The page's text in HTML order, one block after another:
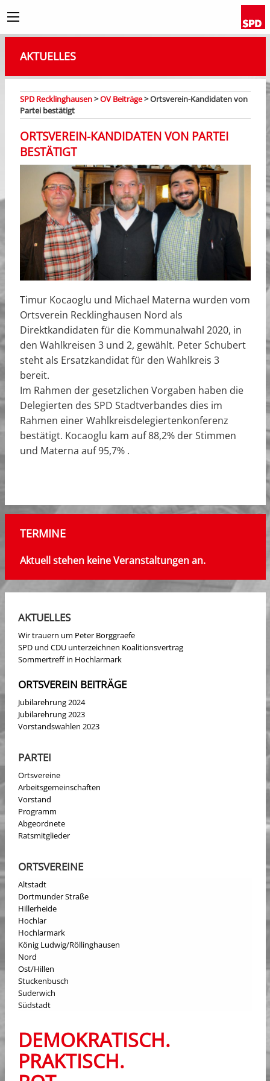
AKTUELLES
SPD Recklinghausen>OV Beiträge>Ortsverein-Kandidaten von
Partei bestätigt
ORTSVEREIN-KANDIDATEN VON PARTEI
BESTÄTIGT
Timur Kocaoglu und Michael Materna wurden vom
Ortsverein Recklinghausen Nord als
Direktkandidaten für die Kommunalwahl 2020, in
den Wahlkreisen 3 und 2, gewählt. Peter Schubert
steht als Ersatzkandidat für den Wahlkreis 3
bereit.
Im Rahmen der gesetzlichen Vorgaben haben die
Delegierten des SPD Stadtverbandes dies im
Rahmen einer Wahlkreisdelegiertenkonferenz
bestätigt. Kocaoglu kam auf 88,2% der Stimmen
und Materna auf 95,7% .
TERMINE
Aktuell stehen keine Veranstaltungen an.
AKTUELLES
Wir trauern um Peter Borggraefe
SPD und CDU unterzeichnen Koalitionsvertrag
Sommertreff in Hochlarmark
ORTSVEREIN BEITRÄGE
Jubilarehrung 2024
Jubilarehrung 2023
Vorstandswahlen 2023
PARTEI
Ortsvereine
Arbeitsgemeinschaften
Vorstand
Programm
Abgeordnete
Ratsmitglieder
ORTSVEREINE
Altstadt
Dortmunder Straße
Hillerheide
Hochlar
Hochlarmark
König Ludwig/Röllinghausen
Nord
Ost/Hillen
Stuckenbusch
Suderwich
Südstadt
DEMOKRATISCH.
PRAKTISCH.